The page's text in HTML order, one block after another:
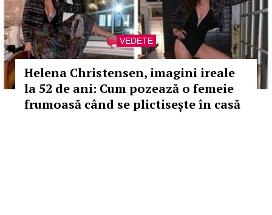
VEDETE
Helena Christensen, imagini ireale
la 52 de ani: Cum pozează o femeie
frumoasă când se plictisește în casă